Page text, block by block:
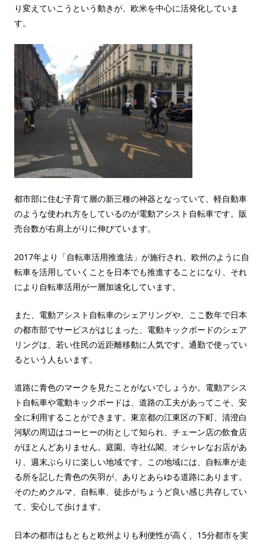
り変えていこうという動きが、欧米を中心に活発化していま
す。
都市部に住む子育て層の新三種の神器となっていて、軽自動車
のような使われ方をしているのが電動アシスト自転車です。販
売台数が右肩上がりに伸びています。
2017年より「自転車活用推進法」が施行され、欧州のように自
転車を活用していくことを日本でも推進することになり、それ
により自転車活用が一層加速化しています。
また、電動アシスト自転車のシェアリングや、ここ数年で日本
の都市部でサービスがはじまった、電動キックボードのシェア
リングは、若い住民の近距離移動に人気です。通勤で使ってい
るという人もいます。
道路に青色のマークを見たことがないでしょうか。電動アシス
ト自転車や電動キックボードは、道路の工夫があってこそ、安
全に利用することができます。東京都の江東区の下町、清澄白
河駅の周辺はコーヒーの街として知られ、チェーン店の飲食店
がほとんどありません。庭園、寺社仏閣、オシャレなお店があ
り、週末ぶらりに楽しい地域です。この地域には、自転車が走
る所を記した青色の矢羽が、ありとあらゆる道路にあります。
そのためクルマ、自転車、徒歩がちょうど良い感じ共存してい
て、安心して歩けます。
日本の都市はもともと欧州よりも利便性が高く、15分都市を実